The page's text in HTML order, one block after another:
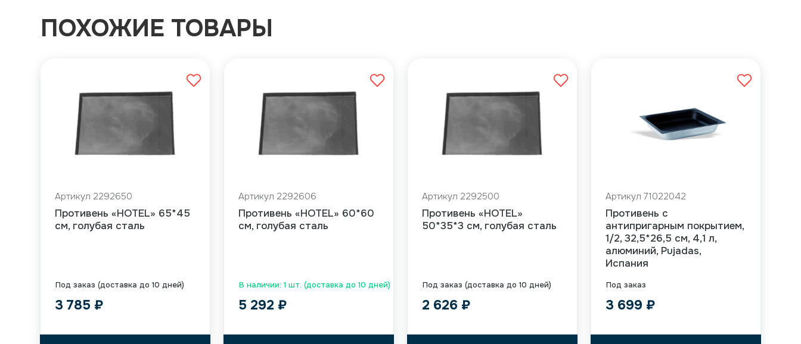
ПОХОЖИЕ ТОВАРЫ
Под заказ (доставка до 10 дней)
Артикул 2292650
Противень «HOTEL» 65*45
см, голубая сталь
3 785 ₽
В наличии: 1 шт. (доставка до 10 дней)
Артикул 2292606
Противень «HOTEL» 60*60
см, голубая сталь
5 292 ₽
Под заказ (доставка до 10 дней)
Артикул 2292500
Противень «HOTEL»
50*35*3 см, голубая сталь
2 626 ₽
Под заказ
Артикул 71022042
Противень с
антипригарным покрытием,
1/2, 32,5*26,5 см, 4,1 л,
алюминий, Pujadas,
Испания
3 699 ₽